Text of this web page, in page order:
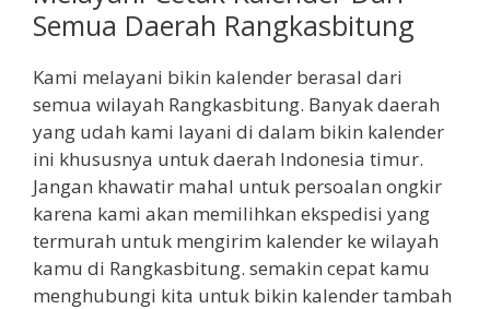
Semua Daerah Rangkasbitung
Kami melayani bikin kalender berasal dari
semua wilayah Rangkasbitung. Banyak daerah
yang udah kami layani di dalam bikin kalender
ini khususnya untuk daerah Indonesia timur.
Jangan khawatir mahal untuk persoalan ongkir
karena kami akan memilihkan ekspedisi yang
termurah untuk mengirim kalender ke wilayah
kamu di Rangkasbitung. semakin cepat kamu
menghubungi kita untuk bikin kalender tambah